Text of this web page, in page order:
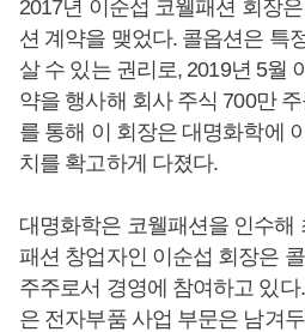
2017년 이순섭 코웰패션 회장
션 계약을 맺었다. 콜옵션은 특
살 수 있는 권리로, 2019년 5월
약을 행사해 회사 주식 700만
를 통해 이 회장은 대명화학에
치를 확고하게 다졌다.
대명화학은 코웰패션을 인수해
패션 창업자인 이순섭 회장은
주주로서 경영에 참여하고 있
은 전자부품 사업 부문은 남겨